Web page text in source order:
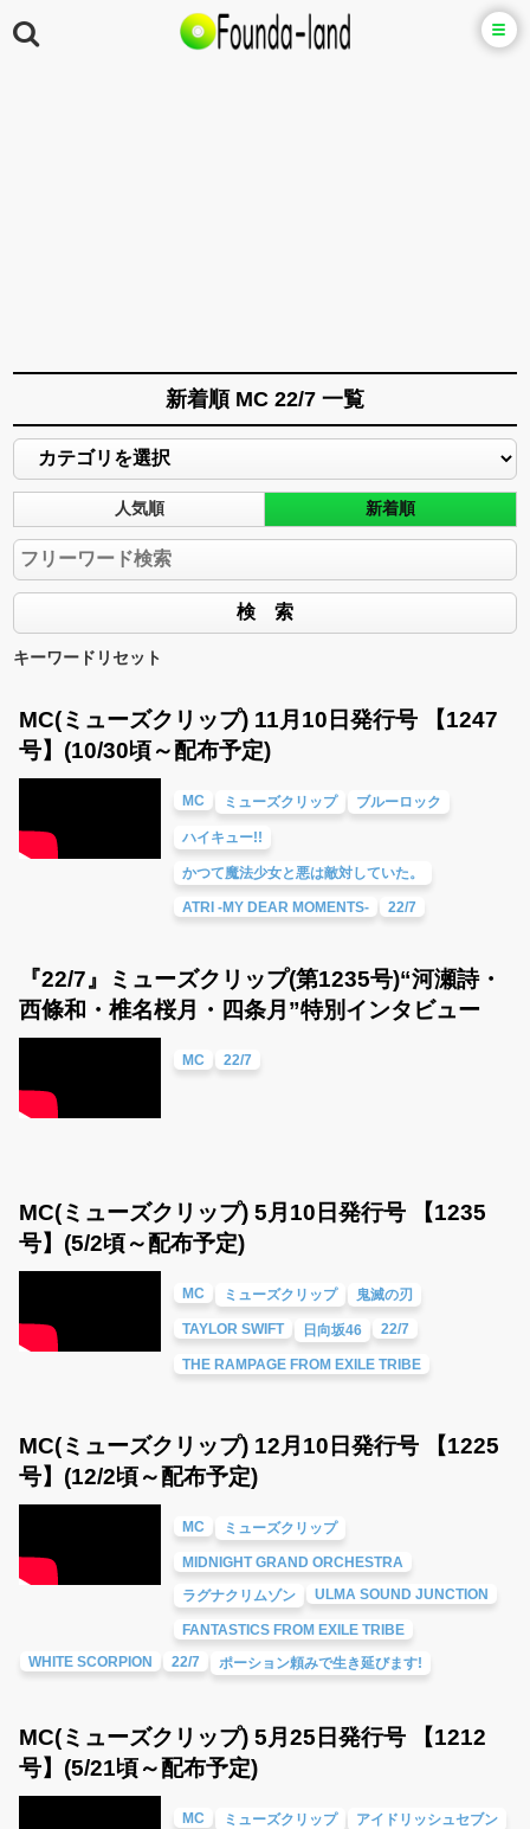
新着順 MC 22/7 一覧
人気順 新着順
キーワードリセット
MC(ミューズクリップ) 11月10日発行号 【1247
号】(10/30頃～配布予定)
MC ミューズクリップ ブルーロック
ハイキュー!!
かつて魔法少女と悪は敵対していた。
ATRI -MY DEAR MOMENTS- 22/7
『22/7』ミューズクリップ(第1235号)“河瀬詩・
西條和・椎名桜月・四条月”特別インタビュー
MC 22/7
MC(ミューズクリップ) 5月10日発行号 【1235
号】(5/2頃～配布予定)
MC ミューズクリップ 鬼滅の刃
TAYLOR SWIFT 日向坂46 22/7
THE RAMPAGE FROM EXILE TRIBE
MC(ミューズクリップ) 12月10日発行号 【1225
号】(12/2頃～配布予定)
MC ミューズクリップ
MIDNIGHT GRAND ORCHESTRA
ラグナクリムゾン
ULMA SOUND JUNCTION
FANTASTICS FROM EXILE TRIBE
WHITE SCORPION
22/7 ポーション頼みで生き延びます!
MC(ミューズクリップ) 5月25日発行号 【1212
号】(5/21頃～配布予定)
MC ミューズクリップ アイドリッシュセブン